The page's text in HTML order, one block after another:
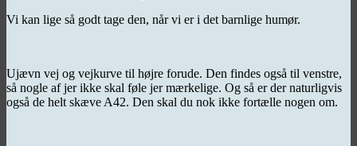
Vi kan lige så godt tage den, når vi er i det barnlige humør.
Ujævn vej og vejkurve til højre forude. Den findes også til venstre,
så nogle af jer ikke skal føle jer mærkelige. Og så er der naturligvis
også de helt skæve A42. Den skal du nok ikke fortælle nogen om.